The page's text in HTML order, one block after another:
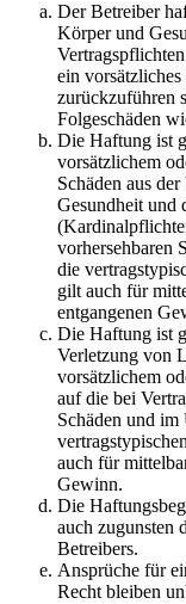
Der Betreiber
Körper und
ein
zurückzuführen
Folgeschäden
Die Haftung ist
vorsätzlichem
Schäden aus
Gesundheit und
vorhersehbaren
die
gilt auch für
entgangenen
Die Haftung ist
Verletzung von
vorsätzlichem
auf die bei
Schäden und
auch für
Gewinn.
Die
auch zugunsten
Betreibers.
Ansprüche für
Recht bleiben